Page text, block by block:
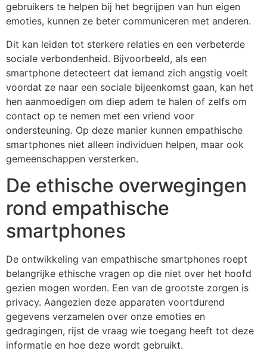
gebruikers te helpen bij het begrijpen van hun eigen
emoties, kunnen ze beter communiceren met anderen.
Dit kan leiden tot sterkere relaties en een verbeterde
sociale verbondenheid. Bijvoorbeeld, als een
smartphone detecteert dat iemand zich angstig voelt
voordat ze naar een sociale bijeenkomst gaan, kan het
hen aanmoedigen om diep adem te halen of zelfs om
contact op te nemen met een vriend voor
ondersteuning. Op deze manier kunnen empathische
smartphones niet alleen individuen helpen, maar ook
gemeenschappen versterken.
De ethische overwegingen
rond empathische
smartphones
De ontwikkeling van empathische smartphones roept
belangrijke ethische vragen op die niet over het hoofd
gezien mogen worden. Een van de grootste zorgen is
privacy. Aangezien deze apparaten voortdurend
gegevens verzamelen over onze emoties en
gedragingen, rijst de vraag wie toegang heeft tot deze
informatie en hoe deze wordt gebruikt.